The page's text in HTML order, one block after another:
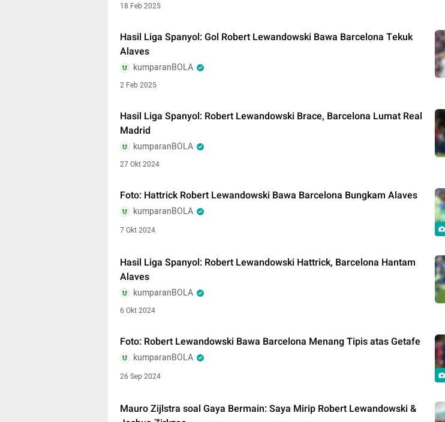
18 Feb 2025
Hasil Liga Spanyol: Gol Robert Lewandowski Bawa Barcelona Tekuk
Alaves
kumparanBOLA
2 Feb 2025
Hasil Liga Spanyol: Robert Lewandowski Brace, Barcelona Lumat Real
Madrid
kumparanBOLA
27 Okt 2024
Foto: Hattrick Robert Lewandowski Bawa Barcelona Bungkam Alaves
kumparanBOLA
7 Okt 2024
Hasil Liga Spanyol: Robert Lewandowski Hattrick, Barcelona Hantam
Alaves
kumparanBOLA
6 Okt 2024
Foto: Robert Lewandowski Bawa Barcelona Menang Tipis atas Getafe
kumparanBOLA
26 Sep 2024
Mauro Zijlstra soal Gaya Bermain: Saya Mirip Robert Lewandowski &